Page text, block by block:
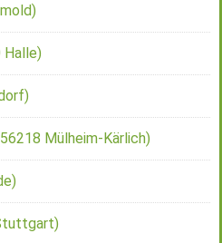
Halle)
Mülheim-Kärlich)